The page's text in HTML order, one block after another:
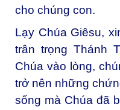
cho chúng con.
Lạy Chúa Giêsu,
trân trọng Thánh
Chúa vào lòng,
trở nên những
sống mà Chúa đã